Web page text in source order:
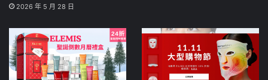
2026 年 5 月 28 日